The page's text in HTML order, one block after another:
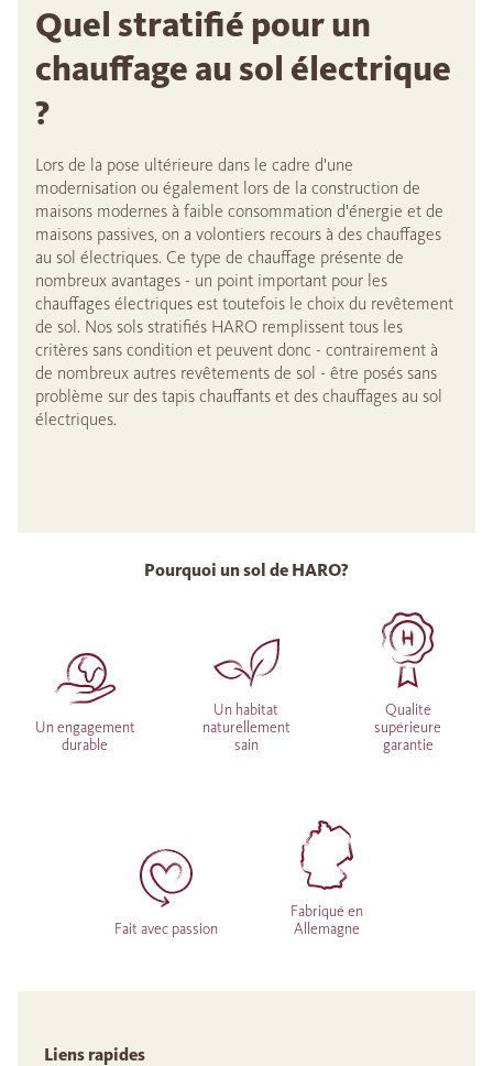
Quel stratifié pour un
chauffage au sol électrique
?
Lors de la pose ultérieure dans le cadre d'une
modernisation ou également lors de la construction de
maisons modernes à faible consommation d'énergie et de
maisons passives, on a volontiers recours à des chauffages
au sol électriques. Ce type de chauffage présente de
nombreux avantages - un point important pour les
chauffages électriques est toutefois le choix du revêtement
de sol. Nos sols stratifiés HARO remplissent tous les
critères sans condition et peuvent donc - contrairement à
de nombreux autres revêtements de sol - être posés sans
problème sur des tapis chauffants et des chauffages au sol
électriques.
Pourquoi un sol de HARO?
Un engagement
durable
Un habitat
naturellement
sain
Qualité
supérieure
garantie
Fait avec passion
Fabriqué en
Allemagne
Liens rapides